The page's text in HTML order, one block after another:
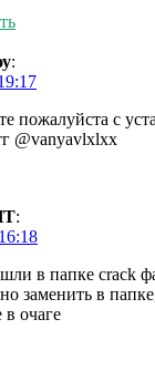
:
пожалуйста с
@vanyavlxlxx
:
в папке crack
заменить в
в очаге